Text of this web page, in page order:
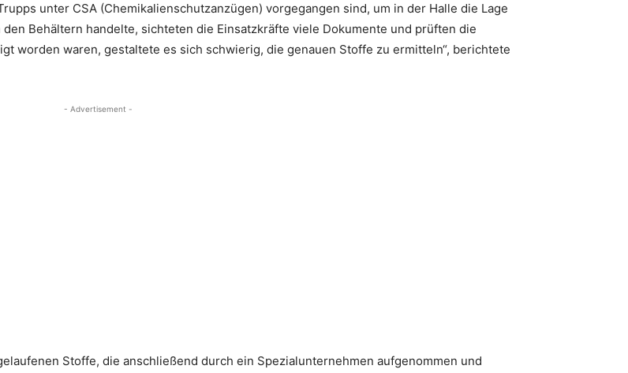
unter CSA (Chemikalienschutzanzügen) vorgegangen sind, um in der Halle die Lage
Behältern handelte, sichteten die Einsatzkräfte viele Dokumente und prüften die
worden waren, gestaltete es sich schwierig, die genauen Stoffe zu ermitteln“, berichtete
- Advertisement -
Stoffe, die anschließend durch ein Spezialunternehmen aufgenommen und